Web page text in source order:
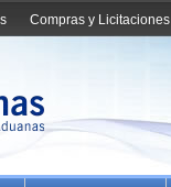
Compras y Licitaciones